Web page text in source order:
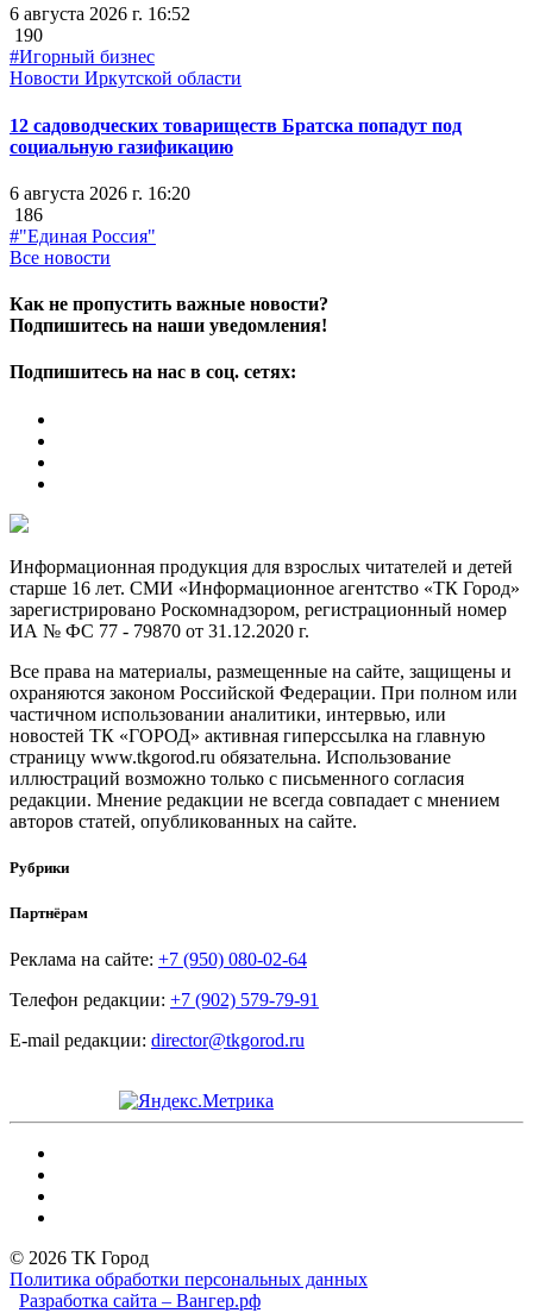
6 августа 2026 г. 16:52
190
#Игорный бизнес
Новости Иркутской области
12 садоводческих товариществ Братска попадут под
социальную газификацию
6 августа 2026 г. 16:20
186
#"Единая Россия"
Все новости
Как не пропустить важные новости?
Подпишитесь на наши уведомления!
Подпишитесь на нас в соц. сетях:
Информационная продукция для взрослых читателей и детей
старше 16 лет. СМИ «Информационное агентство «ТК Город»
зарегистрировано Роскомнадзором, регистрационный номер
ИА № ФС 77 - 79870 от 31.12.2020 г.
Все права на материалы, размещенные на сайте, защищены и
охраняются законом Российской Федерации. При полном или
частичном использовании аналитики, интервью, или
новостей ТК «ГОРОД» активная гиперссылка на главную
страницу www.tkgorod.ru обязательна. Использование
иллюстраций возможно только с письменного согласия
редакции. Мнение редакции не всегда совпадает с мнением
авторов статей, опубликованных на сайте.
Рубрики
Партнёрам
Реклама на сайте: +7 (950) 080-02-64
Телефон редакции: +7 (902) 579-79-91
E-mail редакции: director@tkgorod.ru
© 2026 ТК Город
Политика обработки персональных данных
Разработка сайта – Вангер.рф